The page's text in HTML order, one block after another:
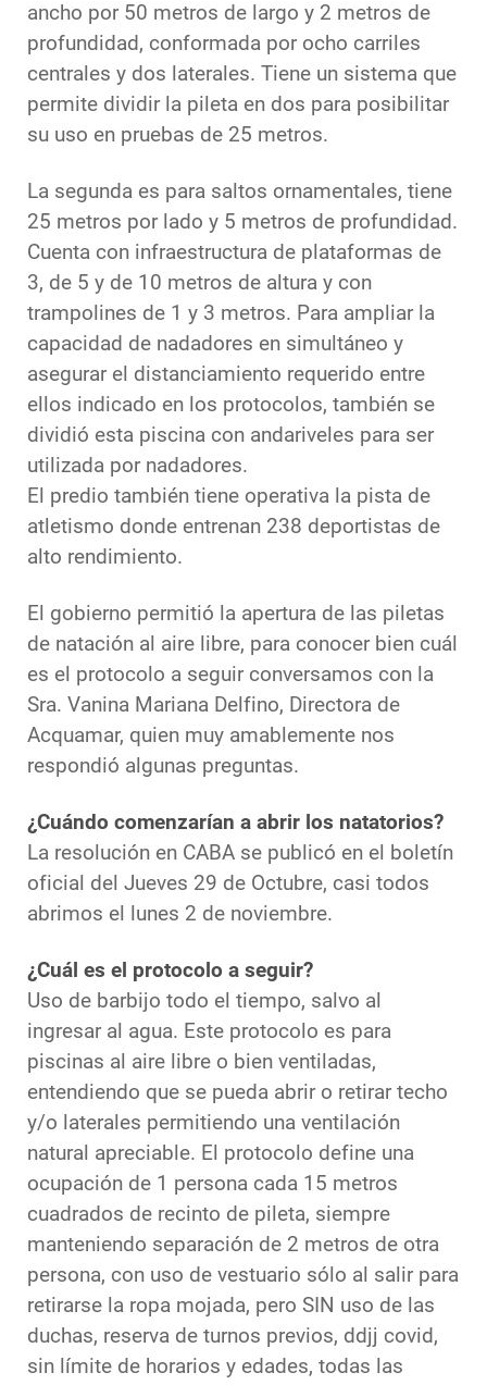
ancho por 50 metros de largo y 2 metros de
profundidad, conformada por ocho carriles
centrales y dos laterales. Tiene un sistema que
permite dividir la pileta en dos para posibilitar
su uso en pruebas de 25 metros.
La segunda es para saltos ornamentales, tiene
25 metros por lado y 5 metros de profundidad.
Cuenta con infraestructura de plataformas de
3, de 5 y de 10 metros de altura y con
trampolines de 1 y 3 metros. Para ampliar la
capacidad de nadadores en simultáneo y
asegurar el distanciamiento requerido entre
ellos indicado en los protocolos, también se
dividió esta piscina con andariveles para ser
utilizada por nadadores.
El predio también tiene operativa la pista de
atletismo donde entrenan 238 deportistas de
alto rendimiento.
El gobierno permitió la apertura de las piletas
de natación al aire libre, para conocer bien cuál
es el protocolo a seguir conversamos con la
Sra. Vanina Mariana Delfino, Directora de
Acquamar, quien muy amablemente nos
respondió algunas preguntas.
¿Cuándo comenzarían a abrir los natatorios?
La resolución en CABA se publicó en el boletín
oficial del Jueves 29 de Octubre, casi todos
abrimos el lunes 2 de noviembre.
¿Cuál es el protocolo a seguir?
Uso de barbijo todo el tiempo, salvo al
ingresar al agua. Este protocolo es para
piscinas al aire libre o bien ventiladas,
entendiendo que se pueda abrir o retirar techo
y/o laterales permitiendo una ventilación
natural apreciable. El protocolo define una
ocupación de 1 persona cada 15 metros
cuadrados de recinto de pileta, siempre
manteniendo separación de 2 metros de otra
persona, con uso de vestuario sólo al salir para
retirarse la ropa mojada, pero SIN uso de las
duchas, reserva de turnos previos, ddjj covid,
sin límite de horarios y edades, todas las